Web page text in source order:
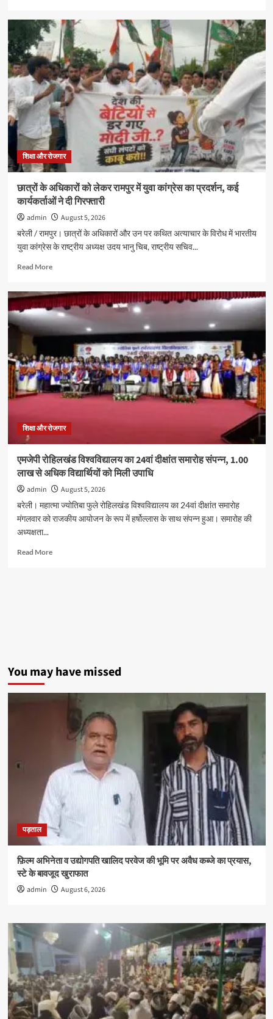
जीआरएम
स्कूल
में
स्पीच
और
अंतर
सदनीय
ड्रामा
प्रतियोगिताओं
में
छात्रों
ने
दिखाई
शिक्षा और रोजगार
छात्रों के अधिकारों को लेकर रामपुर में युवा कांग्रेस का प्रदर्शन, कई
कार्यकर्ताओं ने दी गिरफ्तारी
admin
August 5, 2026
बरेली / रामपुर। छात्रों के अधिकारों और उन पर कथित अत्याचार के विरोध में भारतीय
युवा कांग्रेस के राष्ट्रीय अध्यक्ष उदय भानु चिब, राष्ट्रीय सचिव...
Read MoreRead
छात्रों
के
अधिकारों
को
रामपुर
में
युवा
कांग्रेस
कई
दी
गिरफ्तारी
शिक्षा और रोजगार
एमजेपी रोहिलखंड विश्वविद्यालय का 24वां दीक्षांत समारोह संपन्न, 1.00
लाख से अधिक विद्यार्थियों को मिली उपाधि
admin
August 5, 2026
बरेली। महात्मा ज्योतिबा फुले रोहिलखंड विश्वविद्यालय का 24वां दीक्षांत समारोह
मंगलवार को राजकीय आयोजन के रूप में हर्षोल्लास के साथ संपन्न हुआ। समारोह की
अध्यक्षता...
Read MoreRead
संपन्न,
1.00
You may have missed
पड़ताल
फ़िल्म अभिनेता व उद्योगपति खालिद परवेज की भूमि पर अवैध कब्जे का प्रयास,
स्टे के बावजूद खुराफात
admin August 6, 2026